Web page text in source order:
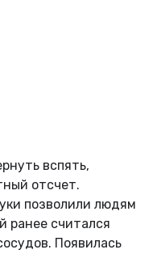
вспять,
отсчет.
позволили людям
ранее считался
Появилась